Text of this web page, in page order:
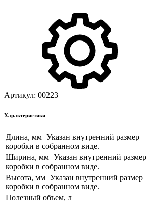
Артикул: 00223
Характеристики
Длина, мм Указан внутренний размер
коробки в собранном виде.
Ширина, мм Указан внутренний размер
коробки в собранном виде.
Высота, мм Указан внутренний размер
коробки в собранном виде.
Полезный объем, л